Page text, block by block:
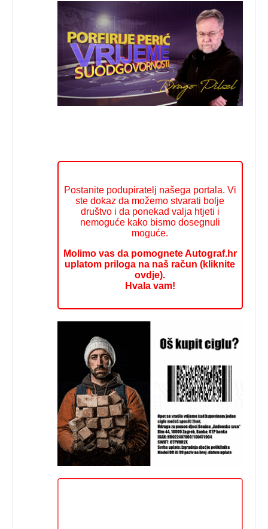
Postanite podupiratelj našega portala. Vi
ste dokaz da možemo stvarati bolje
društvo i da ponekad valja htjeti i
nemoguće kako bismo dosegnuli
moguće.
Molimo vas da pomognete Autograf.hr
uplatom priloga na naš račun (kliknite
ovdje).
Hvala vam!